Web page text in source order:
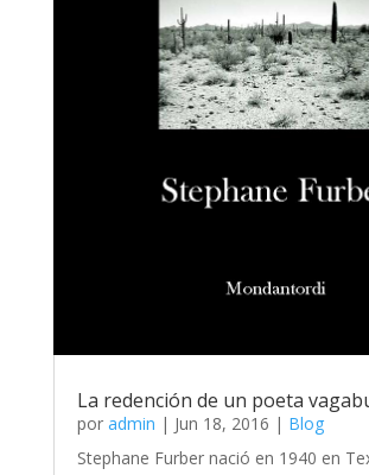
La redención de un poeta
por admin | Jun 18, 2016 | Blog
Stephane Furber nació en 1940 en